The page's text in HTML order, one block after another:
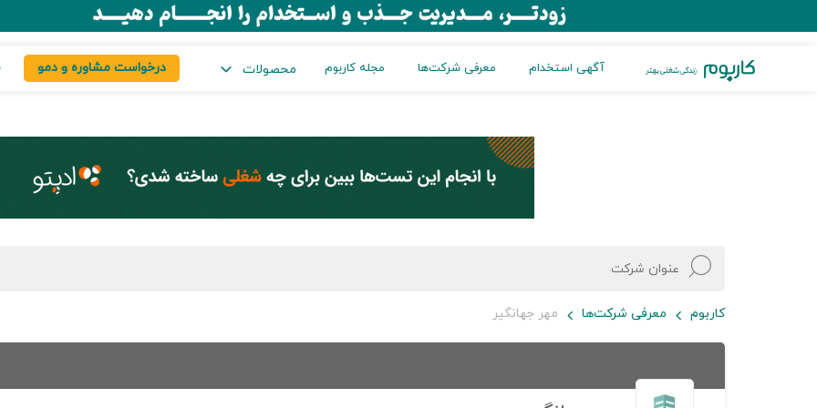
آگهی استخدام معرفی شرکت‌ها مجله کاربوم محصولات درخواست مشاوره و دمو
کاربوم معرفی شرکت‌ها مهر جهانگیر